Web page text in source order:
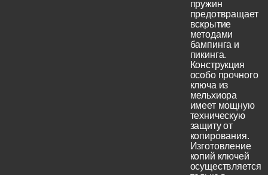
пружин
предотвращает
вскрытие
методами
бампинга и
пикинга.
Конструкция
особо прочного
ключа из
мельхиора
имеет мощную
техническую
защиту от
копирования.
Изготовление
копий ключей
осуществляется